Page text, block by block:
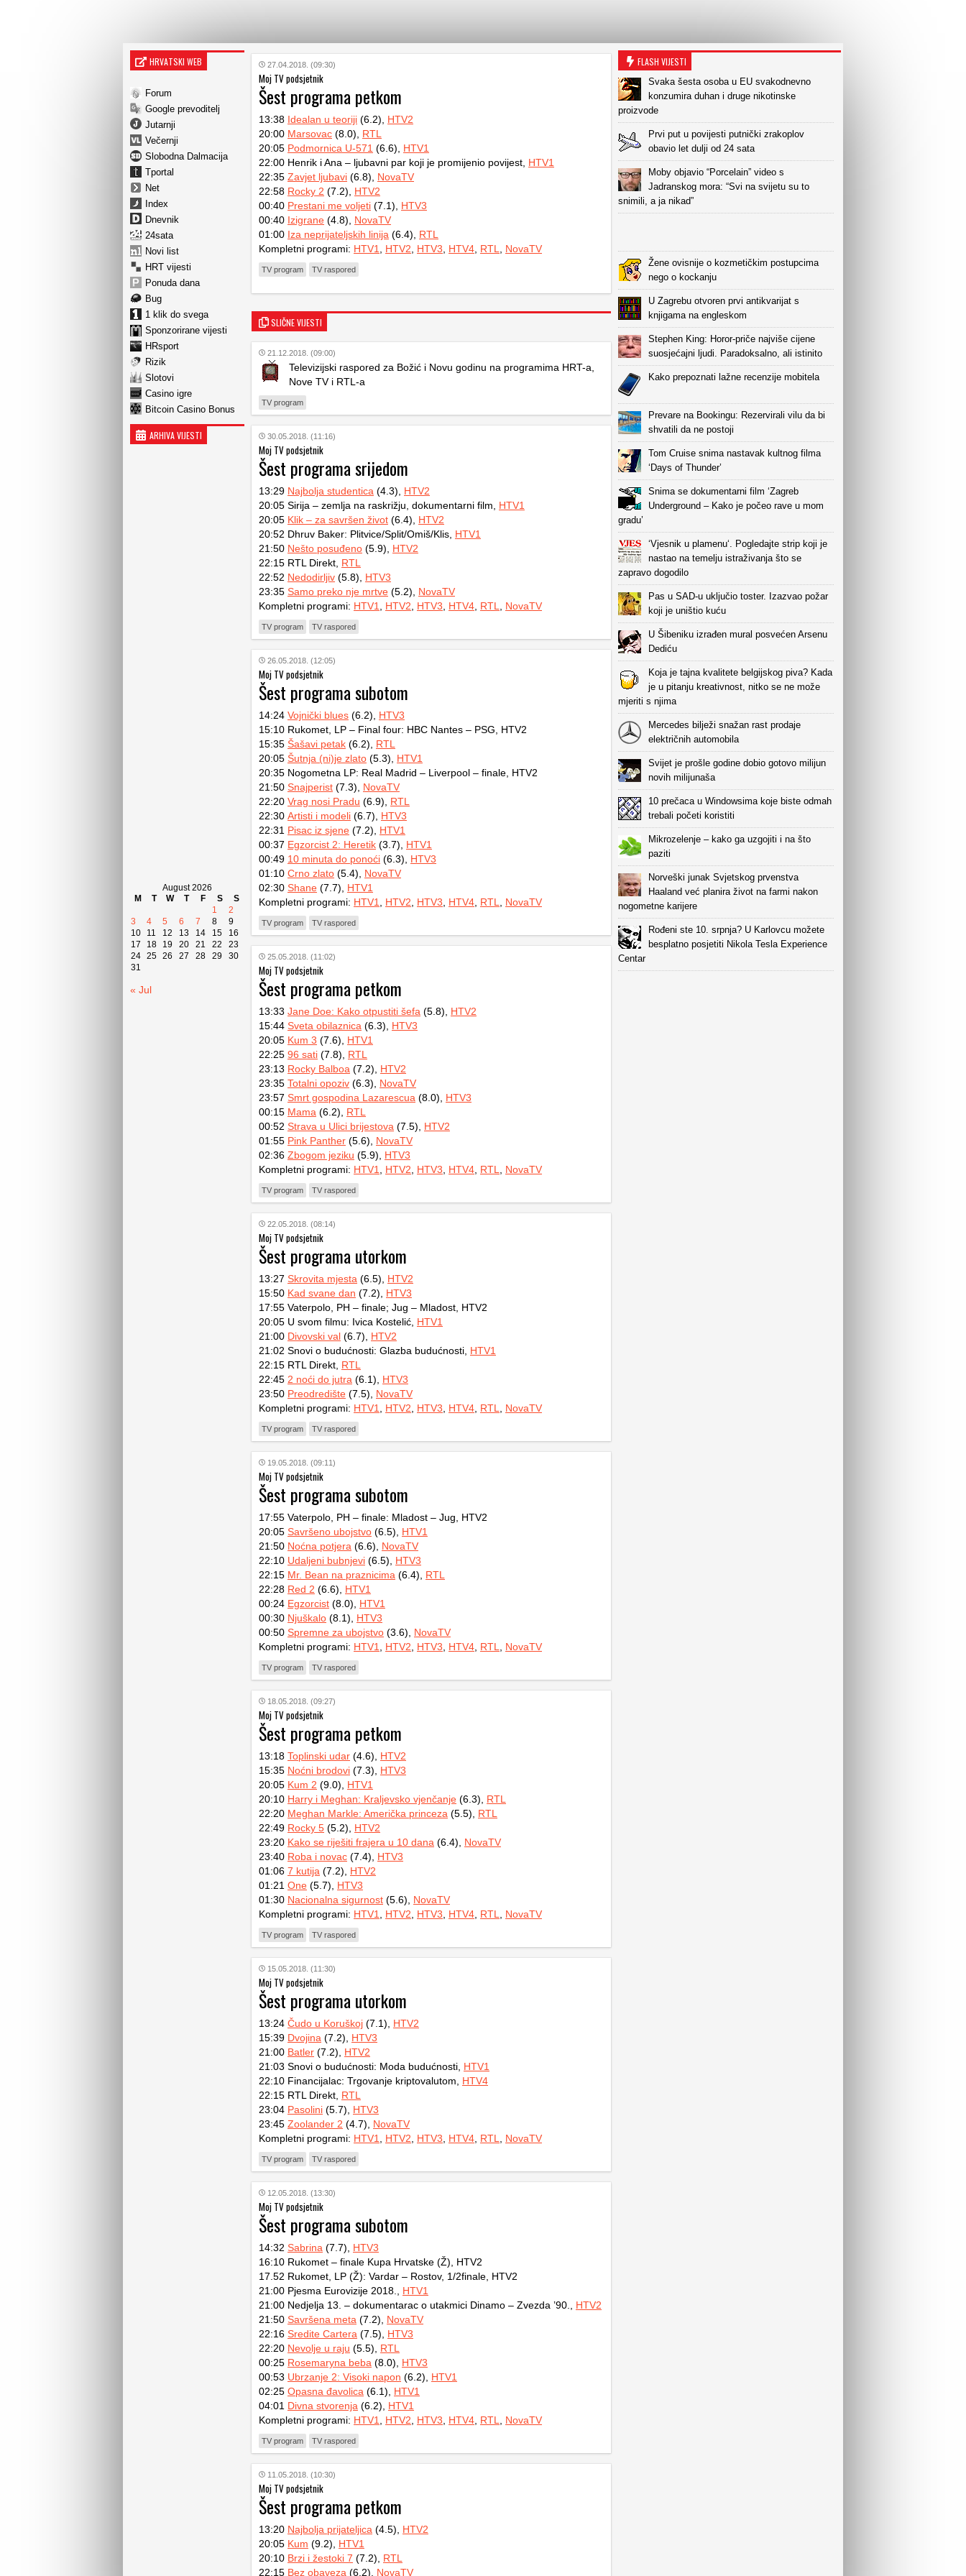
HRVATSKI WEB
Forum
Google prevoditelj
Jutarnji
Večernji
Slobodna Dalmacija
Tportal
Net
Index
Dnevnik
24sata
Novi list
HRT vijesti
Ponuda dana
Bug
1 klik do svega
Sponzorirane vijesti
HRsport
Rizik
Slotovi
Casino igre
Bitcoin Casino Bonus
ARHIVA VIJESTI
August 2026
M
T W T F S
S
1
2
3
4 5 6 7 8
9
10
11 12 13 14 15
16
17
18 19 20 21 22
23
24 25 26 27 28 29
30
31
« Jul
27.04.2018. (09:30)
Moj TV podsjetnik
Šest programa petkom
13:38 Idealan u teoriji (6.2), HTV2
20:00 Marsovac (8.0), RTL
20:05 Podmornica U-571 (6.6), HTV1
22:00 Henrik i Ana – ljubavni par koji je promijenio povijest, HTV1
22:35 Zavjet ljubavi (6.8), NovaTV
22:58 Rocky 2 (7.2), HTV2
00:40 Prestani me voljeti (7.1), HTV3
00:40 Izigrane (4.8), NovaTV
01:00 Iza neprijateljskih linija (6.4), RTL
Kompletni programi: HTV1 HTV2 HTV3 HTV4 RTL NovaTV
TV program TV raspored
SLIČNE VIJESTI
21.12.2018. (09:00)
Televizijski raspored za Božić i Novu godinu na programima HRT-a,
Nove TV i RTL-a
TV program
30.05.2018. (11:16)
Moj TV podsjetnik
Šest programa srijedom
13:29 Najbolja studentica (4.3), HTV2
20:05 Sirija – zemlja na raskrižju, dokumentarni film, HTV1
20:05 Klik – za savršen život (6.4), HTV2
20:52 Dhruv Baker: Plitvice/Split/Omiš/Klis, HTV1
21:50 Nešto posuđeno (5.9), HTV2
22:15 RTL Direkt, RTL
22:52 Nedodirljiv (5.8), HTV3
23:35 Samo preko nje mrtve (5.2), NovaTV
Kompletni programi: HTV1 HTV2 HTV3 HTV4 RTL NovaTV
TV program TV raspored
26.05.2018. (12:05)
Moj TV podsjetnik
Šest programa subotom
14:24 Vojnički blues (6.2), HTV3
15:10 Rukomet, LP – Final four: HBC Nantes – PSG, HTV2
15:35 Šašavi petak (6.2), RTL
20:05 Šutnja (ni)je zlato (5.3), HTV1
20:35 Nogometna LP: Real Madrid – Liverpool – finale, HTV2
21:50 Snajperist (7.3), NovaTV
22:20 Vrag nosi Pradu (6.9), RTL
22:30 Artisti i modeli (6.7), HTV3
22:31 Pisac iz sjene (7.2), HTV1
00:37 Egzorcist 2: Heretik (3.7), HTV1
00:49 10 minuta do ponoći (6.3), HTV3
01:10 Crno zlato (5.4), NovaTV
02:30 Shane (7.7), HTV1
Kompletni programi: HTV1 HTV2 HTV3 HTV4 RTL NovaTV
TV program TV raspored
25.05.2018. (11:02)
Moj TV podsjetnik
Šest programa petkom
13:33 Jane Doe: Kako otpustiti šefa (5.8), HTV2
15:44 Sveta obilaznica (6.3), HTV3
20:05 Kum 3 (7.6), HTV1
22:25 96 sati (7.8), RTL
23:13 Rocky Balboa (7.2), HTV2
23:35 Totalni opoziv (6.3), NovaTV
23:57 Smrt gospodina Lazarescua (8.0), HTV3
00:15 Mama (6.2), RTL
00:52 Strava u Ulici brijestova (7.5), HTV2
01:55 Pink Panther (5.6), NovaTV
02:36 Zbogom jeziku (5.9), HTV3
Kompletni programi: HTV1 HTV2 HTV3 HTV4 RTL NovaTV
TV program TV raspored
22.05.2018. (08:14)
Moj TV podsjetnik
Šest programa utorkom
13:27 Skrovita mjesta (6.5), HTV2
15:50 Kad svane dan (7.2), HTV3
17:55 Vaterpolo, PH – finale; Jug – Mladost, HTV2
20:05 U svom filmu: Ivica Kostelić, HTV1
21:00 Divovski val (6.7), HTV2
21:02 Snovi o budućnosti: Glazba budućnosti, HTV1
22:15 RTL Direkt, RTL
22:45 2 noći do jutra (6.1), HTV3
23:50 Preodredište (7.5), NovaTV
Kompletni programi: HTV1 HTV2 HTV3 HTV4 RTL NovaTV
TV program TV raspored
19.05.2018. (09:11)
Moj TV podsjetnik
Šest programa subotom
17:55 Vaterpolo, PH – finale: Mladost – Jug, HTV2
20:05 Savršeno ubojstvo (6.5), HTV1
21:50 Noćna potjera (6.6), NovaTV
22:10 Udaljeni bubnjevi (6.5), HTV3
22:15 Mr. Bean na praznicima (6.4), RTL
22:28 Red 2 (6.6), HTV1
00:24 Egzorcist (8.0), HTV1
00:30 Njuškalo (8.1), HTV3
00:50 Spremne za ubojstvo (3.6), NovaTV
Kompletni programi: HTV1 HTV2 HTV3 HTV4 RTL NovaTV
TV program TV raspored
18.05.2018. (09:27)
Moj TV podsjetnik
Šest programa petkom
13:18 Toplinski udar (4.6), HTV2
15:35 Noćni brodovi (7.3), HTV3
20:05 Kum 2 (9.0), HTV1
20:10 Harry i Meghan: Kraljevsko vjenčanje (6.3), RTL
22:20 Meghan Markle: Američka princeza (5.5), RTL
22:49 Rocky 5 (5.2), HTV2
23:20 Kako se riješiti frajera u 10 dana (6.4), NovaTV
23:40 Roba i novac (7.4), HTV3
01:06 7 kutija (7.2), HTV2
01:21 One (5.7), HTV3
01:30 Nacionalna sigurnost (5.6), NovaTV
Kompletni programi: HTV1 HTV2 HTV3 HTV4 RTL NovaTV
TV program TV raspored
15.05.2018. (11:30)
Moj TV podsjetnik
Šest programa utorkom
13:24 Čudo u Koruškoj (7.1), HTV2
15:39 Dvojina (7.2), HTV3
21:00 Batler (7.2), HTV2
21:03 Snovi o budućnosti: Moda budućnosti, HTV1
22:10 Financijalac: Trgovanje kriptovalutom, HTV4
22:15 RTL Direkt, RTL
23:04 Pasolini (5.7), HTV3
23:45 Zoolander 2 (4.7), NovaTV
Kompletni programi: HTV1 HTV2 HTV3 HTV4 RTL NovaTV
TV program TV raspored
12.05.2018. (13:30)
Moj TV podsjetnik
Šest programa subotom
14:32 Sabrina (7.7), HTV3
16:10 Rukomet – finale Kupa Hrvatske (Ž), HTV2
17.52 Rukomet, LP (Ž): Vardar – Rostov, 1/2finale, HTV2
21:00 Pjesma Eurovizije 2018., HTV1
21:00 Nedjelja 13. – dokumentarac o utakmici Dinamo – Zvezda ’90., HTV2
21:50 Savršena meta (7.2), NovaTV
22:16 Sredite Cartera (7.5), HTV3
22:20 Nevolje u raju (5.5), RTL
00:25 Rosemaryna beba (8.0), HTV3
00:53 Ubrzanje 2: Visoki napon (6.2), HTV1
02:25 Opasna đavolica (6.1), HTV1
04:01 Divna stvorenja (6.2), HTV1
Kompletni programi: HTV1 HTV2 HTV3 HTV4 RTL NovaTV
TV program TV raspored
11.05.2018. (10:30)
Moj TV podsjetnik
Šest programa petkom
13:20 Najbolja prijateljica (4.5), HTV2
20:05 Kum (9.2), HTV1
20:10 Brzi i žestoki 7 (7.2), RTL
22:15 Bez obaveza (6.2), NovaTV
FLASH VIJESTI
Svaka šesta osoba u EU svakodnevno
konzumira duhan i druge nikotinske
proizvode
Prvi put u povijesti putnički zrakoplov
obavio let dulji od 24 sata
Moby objavio “Porcelain” video s
Jadranskog mora: “Svi na svijetu su to
snimili, a ja nikad”
Žene ovisnije o kozmetičkim postupcima
nego o kockanju
U Zagrebu otvoren prvi antikvarijat s
knjigama na engleskom
Stephen King: Horor-priče najviše cijene
suosjećajni ljudi. Paradoksalno, ali istinito
Kako prepoznati lažne recenzije mobitela
Prevare na Bookingu: Rezervirali vilu da bi
shvatili da ne postoji
Tom Cruise snima nastavak kultnog filma
‘Days of Thunder’
Snima se dokumentarni film ‘Zagreb
Underground – Kako je počeo rave u mom
gradu’
‘Vjesnik u plamenu‘. Pogledajte strip koji je
nastao na temelju istraživanja što se
zapravo dogodilo
Pas u SAD-u uključio toster. Izazvao požar
koji je uništio kuću
U Šibeniku izrađen mural posvećen Arsenu
Dediću
Koja je tajna kvalitete belgijskog piva? Kada
je u pitanju kreativnost, nitko se ne može
mjeriti s njima
Mercedes bilježi snažan rast prodaje
električnih automobila
Svijet je prošle godine dobio gotovo milijun
novih milijunaša
10 prečaca u Windowsima koje biste odmah
trebali početi koristiti
Mikrozelenje – kako ga uzgojiti i na što
paziti
Norveški junak Svjetskog prvenstva
Haaland već planira život na farmi nakon
nogometne karijere
Rođeni ste 10. srpnja? U Karlovcu možete
besplatno posjetiti Nikola Tesla Experience
Centar